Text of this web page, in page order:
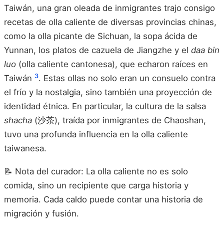
Taiwán, una gran oleada de inmigrantes trajo consigo
recetas de olla caliente de diversas provincias chinas,
como la olla picante de Sichuan, la sopa ácida de
Yunnan, los platos de cazuela de Jiangzhe y el daa bin
luo (olla caliente cantonesa), que echaron raíces en
Taiwán 3. Estas ollas no solo eran un consuelo contra
el frío y la nostalgia, sino también una proyección de
identidad étnica. En particular, la cultura de la salsa
shacha (沙茶), traída por inmigrantes de Chaoshan,
tuvo una profunda influencia en la olla caliente
taiwanesa.
📝 Nota del curador: La olla caliente no es solo
comida, sino un recipiente que carga historia y
memoria. Cada caldo puede contar una historia de
migración y fusión.